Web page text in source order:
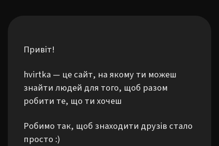
Привіт!
hvirtka — це сайт, на якому ти можеш
знайти людей для того, щоб разом
робити те, що ти хочеш
Робимо так, щоб знаходити друзів стало
просто :)